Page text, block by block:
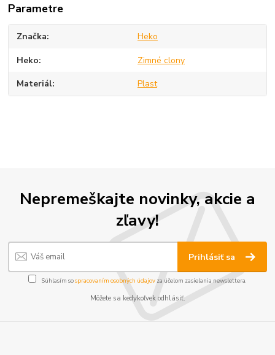
Parametre
Značka Heko
Heko Zimné clony
Materiál Plast
Nepremeškajte novinky, akcie a
zľavy!
Prihlásiť sa
Súhlasím sospracovaním osobných údajov za účelom zasielania newslettera.
Môžete sa kedykoľvek odhlásiť.